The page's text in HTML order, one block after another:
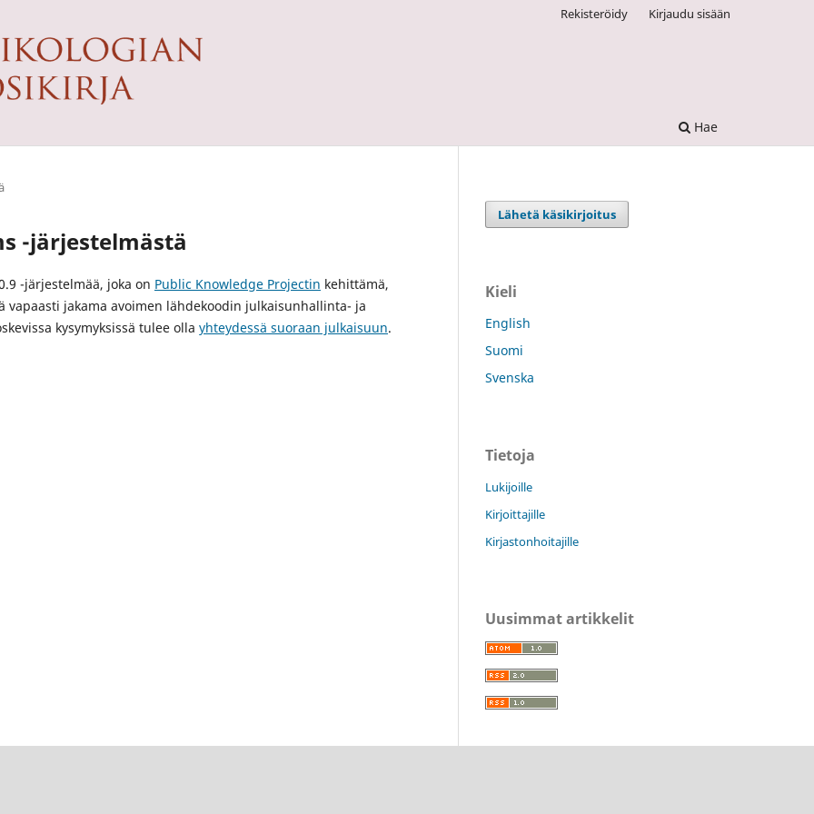
Hae
Rekisteröidy Kirjaudu sisään
-järjestelmästä
-järjestelmää, joka on Public Knowledge Projectin kehittämä,
vapaasti jakama avoimen lähdekoodin julkaisunhallinta- ja
kysymyksissä tulee olla yhteydessä suoraan julkaisuun.
Lähetä käsikirjoitus
Kieli
English
Suomi
Svenska
Tietoja
Lukijoille
Kirjoittajille
Kirjastonhoitajille
Uusimmat artikkelit